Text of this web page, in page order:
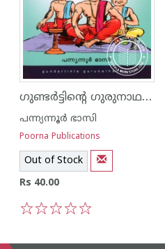
ഗുണ്ടര്‍ട്ടിന്റെ ഗുരുനാഥന്മാര്‍
പന്ന്യന്നൂര്‍ ഭാസി
Poorna Publications
Out of Stock
Rs 40.00